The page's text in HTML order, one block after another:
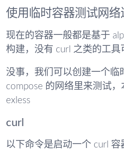
使用临时容器测试网络
现在的容器一般都是基于
构建，没有 curl 之类的工具
没事，我们可以创建一个临
compose 的网络里来测试
exless
curl
以下命令是启动一个 curl 容